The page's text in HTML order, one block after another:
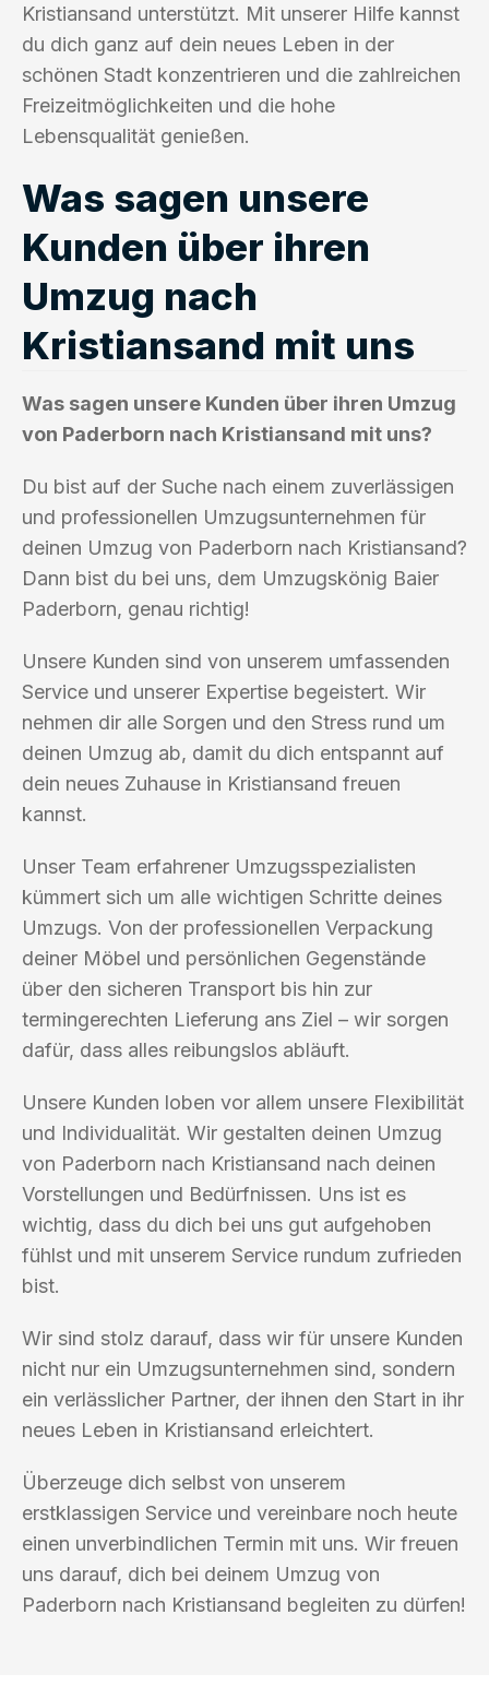
Kristiansand unterstützt. Mit unserer Hilfe kannst
du dich ganz auf dein neues Leben in der
schönen Stadt konzentrieren und die zahlreichen
Freizeitmöglichkeiten und die hohe
Lebensqualität genießen.
Was sagen unsere
Kunden über ihren
Umzug nach
Kristiansand mit uns
Was sagen unsere Kunden über ihren Umzug
von Paderborn nach Kristiansand mit uns?
Du bist auf der Suche nach einem zuverlässigen
und professionellen Umzugsunternehmen für
deinen Umzug von Paderborn nach Kristiansand?
Dann bist du bei uns, dem Umzugskönig Baier
Paderborn, genau richtig!
Unsere Kunden sind von unserem umfassenden
Service und unserer Expertise begeistert. Wir
nehmen dir alle Sorgen und den Stress rund um
deinen Umzug ab, damit du dich entspannt auf
dein neues Zuhause in Kristiansand freuen
kannst.
Unser Team erfahrener Umzugsspezialisten
kümmert sich um alle wichtigen Schritte deines
Umzugs. Von der professionellen Verpackung
deiner Möbel und persönlichen Gegenstände
über den sicheren Transport bis hin zur
termingerechten Lieferung ans Ziel – wir sorgen
dafür, dass alles reibungslos abläuft.
Unsere Kunden loben vor allem unsere Flexibilität
und Individualität. Wir gestalten deinen Umzug
von Paderborn nach Kristiansand nach deinen
Vorstellungen und Bedürfnissen. Uns ist es
wichtig, dass du dich bei uns gut aufgehoben
fühlst und mit unserem Service rundum zufrieden
bist.
Wir sind stolz darauf, dass wir für unsere Kunden
nicht nur ein Umzugsunternehmen sind, sondern
ein verlässlicher Partner, der ihnen den Start in ihr
neues Leben in Kristiansand erleichtert.
Überzeuge dich selbst von unserem
erstklassigen Service und vereinbare noch heute
einen unverbindlichen Termin mit uns. Wir freuen
uns darauf, dich bei deinem Umzug von
Paderborn nach Kristiansand begleiten zu dürfen!